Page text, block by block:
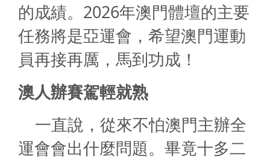
的成績。 2026年澳門體壇的主要
任務將是亞運會，希望澳門運動
員再接再厲，馬到功成！
澳人辦賽駕輕就熟
一直說，從來不怕澳門主辦全
運會會出什麼問題。畢竟十多二